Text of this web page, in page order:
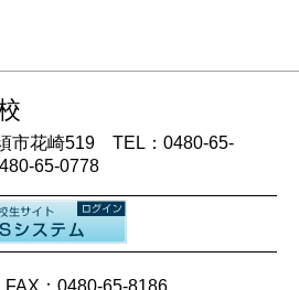
市花崎519 TEL：0480-65-
65-0778